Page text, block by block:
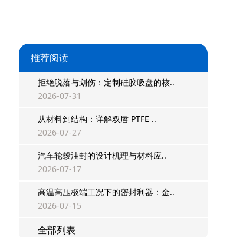
推荐阅读
拒绝脱落与划伤：定制硅胶吸盘的核..
2026-07-31
从材料到结构：详解双唇 PTFE ..
2026-07-27
汽车轮毂油封的设计机理与材料应..
2026-07-17
高温高压极端工况下的密封利器：金..
2026-07-15
全部列表
星型双O组合
双唇同轴密封